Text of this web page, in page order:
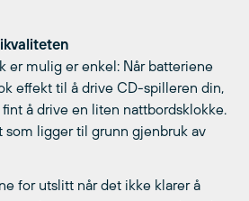
er mulig er enkel: Når batteriene
effekt til å drive CD-spilleren din,
å drive en liten nattbordsklokke.
som ligger til grunn gjenbruk av
for utslitt når det ikke klarer å